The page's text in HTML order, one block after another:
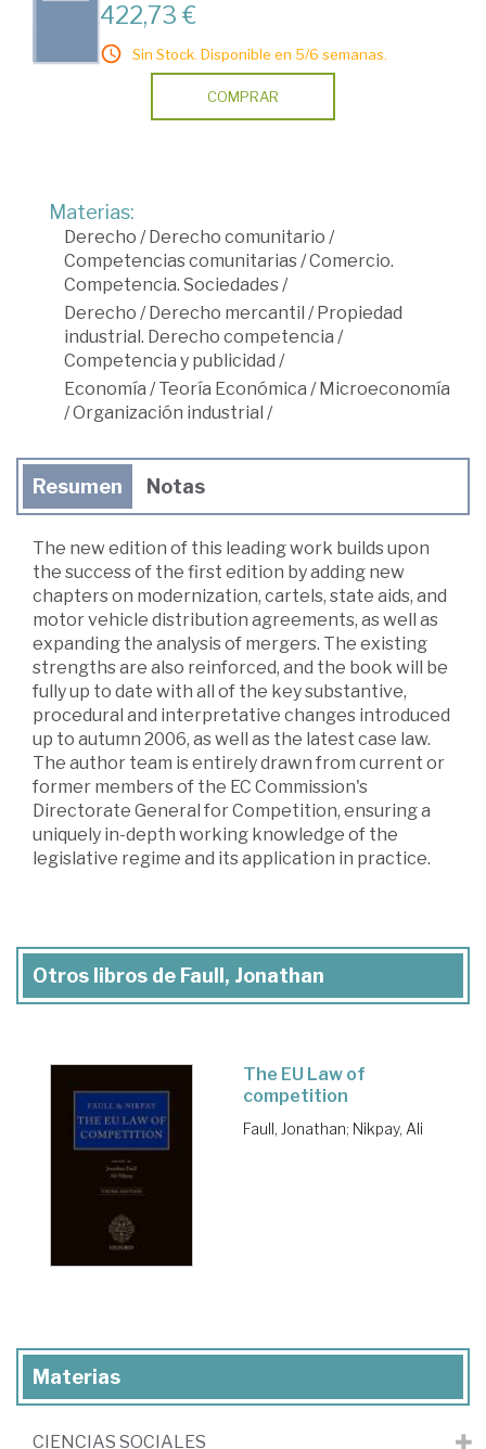
422,73 €
Sin Stock. Disponible en 5/6 semanas.
COMPRAR
Materias:
Derecho /Derecho comunitario /
Competencias comunitarias/Comercio.
Competencia. Sociedades/
Derecho /Derecho mercantil /Propiedad
industrial. Derecho competencia /
Competencia y publicidad /
Economía /Teoría Económica /Microeconomía
/Organización industrial /
Resumen Notas
The new edition of this leading work builds upon
the success of the first edition by adding new
chapters on modernization, cartels, state aids, and
motor vehicle distribution agreements, as well as
expanding the analysis of mergers. The existing
strengths are also reinforced, and the book will be
fully up to date with all of the key substantive,
procedural and interpretative changes introduced
up to autumn 2006, as well as the latest case law.
The author team is entirely drawn from current or
former members of the EC Commission's
Directorate General for Competition, ensuring a
uniquely in-depth working knowledge of the
legislative regime and its application in practice.
Otros libros de Faull, Jonathan
The EU Law of
competition
Faull, Jonathan; Nikpay, Ali
Materias
CIENCIAS SOCIALES